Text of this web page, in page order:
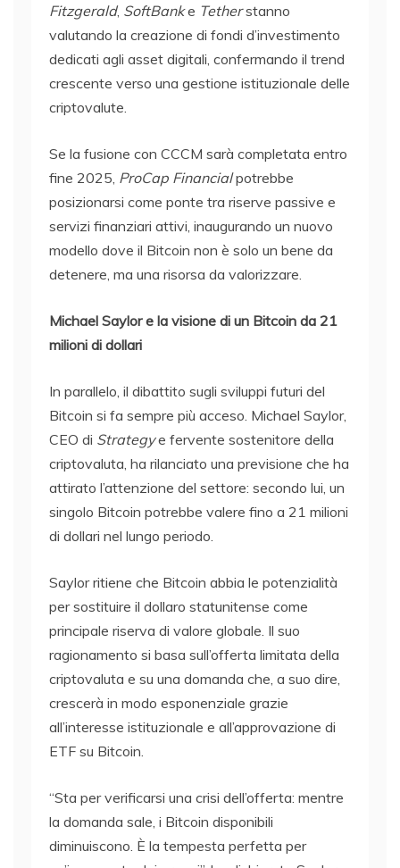
Fitzgerald, SoftBanke Tetherstanno
valutando la creazione di fondi d’investimento
dedicati agli asset digitali, confermando il trend
crescente verso una gestione istituzionale delle
criptovalute.
Se la fusione con CCCM sarà completata entro
fine 2025, ProCap Financialpotrebbe
posizionarsi come ponte tra riserve passive e
servizi finanziari attivi, inaugurando un nuovo
modello dove il Bitcoin non è solo un bene da
detenere, ma una risorsa da valorizzare.
Michael Saylor e la visione di un Bitcoin da 21
milioni di dollari
In parallelo, il dibattito sugli sviluppi futuri del
Bitcoin si fa sempre più acceso. Michael Saylor,
CEO di Strategye fervente sostenitore della
criptovaluta, ha rilanciato una previsione che ha
attirato l’attenzione del settore: secondo lui, un
singolo Bitcoin potrebbe valere fino a 21 milioni
di dollari nel lungo periodo.
Saylor ritiene che Bitcoin abbia le potenzialità
per sostituire il dollaro statunitense come
principale riserva di valore globale. Il suo
ragionamento si basa sull’offerta limitata della
criptovaluta e su una domanda che, a suo dire,
crescerà in modo esponenziale grazie
all’interesse istituzionale e all’approvazione di
ETF su Bitcoin.
“Sta per verificarsi una crisi dell’offerta: mentre
la domanda sale, i Bitcoin disponibili
diminuiscono. È la tempesta perfetta per